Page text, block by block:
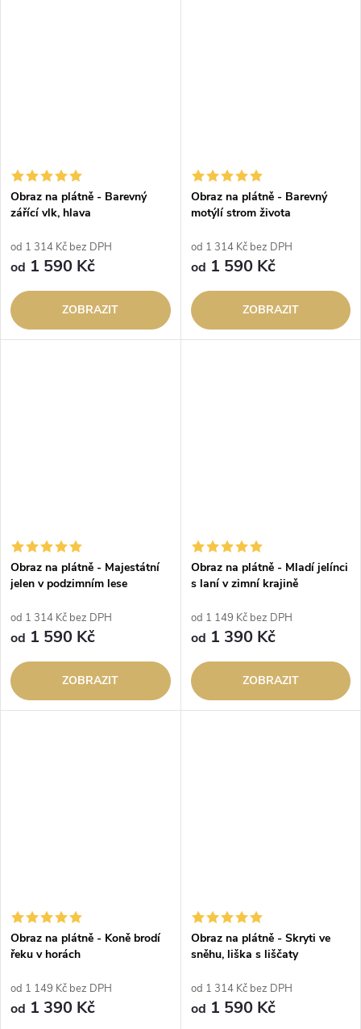
Obraz na plátně - Barevný
zářící vlk, hlava
od 1 314 Kč bez DPH
od 1 590 Kč
ZOBRAZIT
Obraz na plátně - Barevný
motýlí strom života
od 1 314 Kč bez DPH
od 1 590 Kč
ZOBRAZIT
Obraz na plátně - Majestátní
jelen v podzimním lese
od 1 314 Kč bez DPH
od 1 590 Kč
ZOBRAZIT
Obraz na plátně - Mladí jelínci
s laní v zimní krajině
od 1 149 Kč bez DPH
od 1 390 Kč
ZOBRAZIT
Obraz na plátně - Koně brodí
řeku v horách
od 1 149 Kč bez DPH
od 1 390 Kč
Obraz na plátně - Skryti ve
sněhu, liška s liščaty
od 1 314 Kč bez DPH
od 1 590 Kč